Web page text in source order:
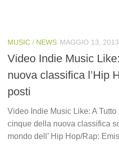
MUSIC / NEWS MAGGIO 13, 2013
Video Indie Music
nuova classifica l’Hip
posti
Video Indie Music Like: A
cinque della nuova classifica
mondo dell’ Hip Hop/Rap: